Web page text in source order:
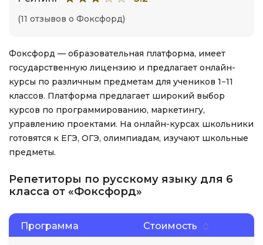
(11 отзывов о Фоксфорд)
Фоксфорд — образовательная платформа, имеет
государственную лицензию и предлагает онлайн-
курсы по различным предметам для учеников 1−11
классов. Платформа предлагает широкий выбор
курсов по программированию, маркетингу,
управлению проектами. На онлайн-курсах школьники
готовятся к ЕГЭ, ОГЭ, олимпиадам, изучают школьные
предметы.
Репетиторы по русскому языку для 6
класса от «Фоксфорд»
Программа Стоимость